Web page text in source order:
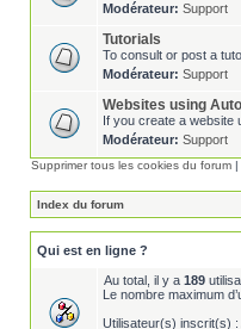
Modérateur: Support
Tutorials
To consult or post a
Modérateur: Support
Websites using
If you create a website
Modérateur: Support
Supprimer tous les cookies du forum |
Index du forum
Qui est en ligne ?
Au total, il y a 189
Le nombre maximum
Utilisateur(s) inscrit(s)